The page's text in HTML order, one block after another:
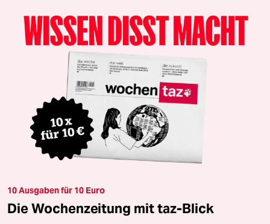
10 Ausgaben für 10 Euro
Die Wochenzeitung mit taz-Blick